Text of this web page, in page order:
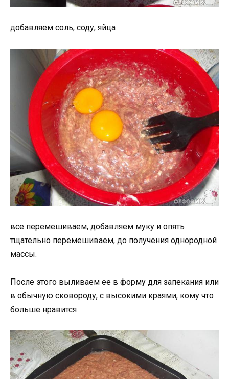
добавляем соль, соду, яйца
все перемешиваем, добавляем муку и опять
тщательно перемешиваем, до получения однородной
массы.
После этого выливаем ее в форму для запекания или
в обычную сковороду, с высокими краями, кому что
больше нравится